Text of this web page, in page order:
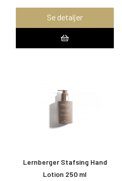
Se detaljer
Lernberger Stafsing Hand
Lotion 250 ml